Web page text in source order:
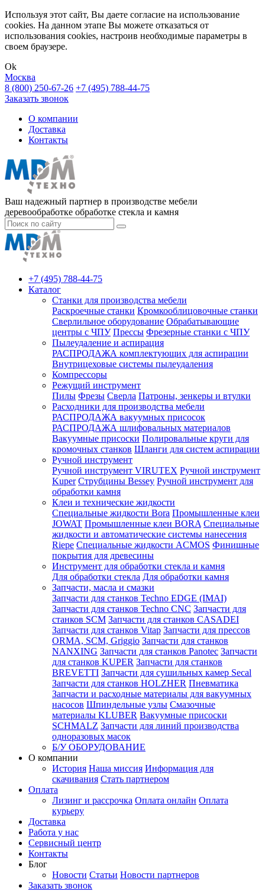
Используя этот сайт, Вы даете согласие на использование
cookies. На данном этапе Вы можете отказаться от
использования cookies, настроив необходимые параметры в
своем браузере.
Ok
Москва
8 (800) 250-67-26 +7 (495) 788-44-75
Заказать звонок
О компании
Доставка
Контакты
Ваш надежный партнер в производстве мебели
деревообработке обработке стекла и камня
+7 (495) 788-44-75
Каталог
Станки для производства мебели
Раскроечные станки Кромкооблицовочные станки
Сверлильное оборудование Обрабатывающие
центры с ЧПУ Прессы Фрезерные станки с ЧПУ
Пылеудаление и аспирация
РАСПРОДАЖА комплектующих для аспирации
Внутрицеховые системы пылеудаления
Компрессоры
Режущий инструмент
Пилы Фрезы Сверла Патроны, зенкеры и втулки
Расходники для производства мебели
РАСПРОДАЖА вакуумных присосок
РАСПРОДАЖА шлифовальных материалов
Вакуумные присоски Полировальные круги для
кромочных станков Шланги для систем аспирации
Ручной инструмент
Ручной инструмент VIRUTEX Ручной инструмент
Kuper Струбцины Bessey Ручной инструмент для
обработки камня
Клеи и технические жидкости
Специальные жидкости Bora Промышленные клеи
JOWAT Промышленные клеи BORA Специальные
жидкости и автоматические системы нанесения
Riepe Специальные жидкости ACMOS Финишные
покрытия для древесины
Инструмент для обработки стекла и камня
Для обработки стекла Для обработки камня
Запчасти, масла и смазки
Запчасти для станков Techno EDGE (IMAI)
Запчасти для станков Techno CNC Запчасти для
станков SCM Запчасти для станков CASADEI
Запчасти для станков Vitap Запчасти для прессов
ORMA, SCM, Griggio Запчасти для станков
NANXING Запчасти для станков Panotec Запчасти
для станков KUPER Запчасти для станков
BREVETTI Запчасти для сушильных камер Secal
Запчасти для станков HOLZHER Пневматика
Запчасти и расходные материалы для вакуумных
насосов Шпиндельные узлы Смазочные
материалы KLUBER Вакуумные присоски
SCHMALZ Запчасти для линий производства
одноразовых масок
Б/У ОБОРУДОВАНИЕ
О компании
История Наша миссия Информация для
скачивания Стать партнером
Оплата
Лизинг и рассрочка Оплата онлайн Оплата
курьеру
Доставка
Работа у нас
Сервисный центр
Контакты
Блог
Новости Статьи Новости партнеров
Заказать звонок